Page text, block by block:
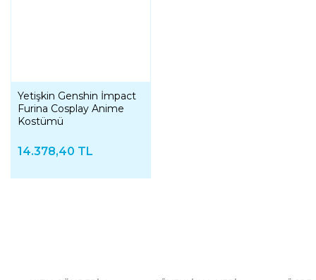
Yetişkin Genshin İmpact
Furina Cosplay Anime
Kostümü
14.378,40 TL